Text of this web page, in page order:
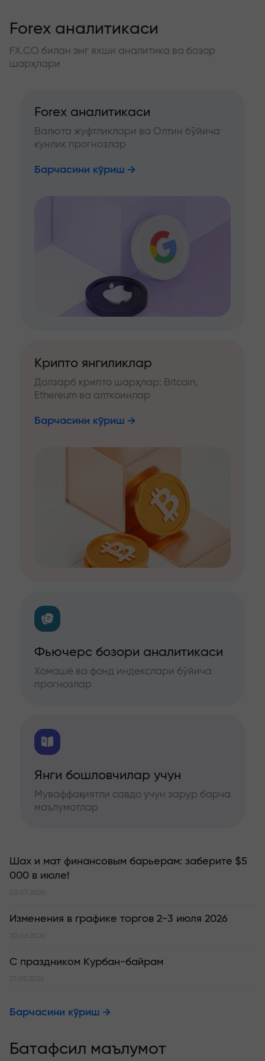
Forex аналитикаси
FX.CO билан энг яхши аналитика ва бозор
шарҳлари
Forex аналитикаси
Валюта жуфтликлари ва Олтин бўйича
кунлик прогнозлар
Барчасини кўриш
Крипто янгиликлар
Долзарб крипто шарҳлар: Bitcoin,
Ethereum ва алткоинлар
Барчасини кўриш
Фьючерс бозори аналитикаси
Хомашё ва фонд индекслари бўйича
прогнозлар
Янги бошловчилар учун
Муваффақиятли савдо учун зарур барча
маълумотлар
Шах и мат финансовым барьерам: заберите $5
000 в июле!
02.07.2026
Изменения в графике торгов 2-3 июля 2026
30.06.2026
С праздником Курбан-байрам
27.05.2026
Барчасини кўриш
Батафсил маълумот